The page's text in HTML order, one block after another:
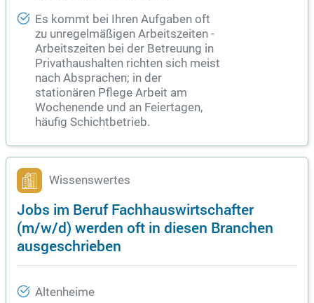
Es kommt bei Ihren Aufgaben oft
zu unregelmäßigen Arbeitszeiten -
Arbeitszeiten bei der Betreuung in
Privathaushalten richten sich meist
nach Absprachen; in der
stationären Pflege Arbeit am
Wochenende und an Feiertagen,
häufig Schichtbetrieb.
Wissenswertes
Jobs im Beruf Fachhauswirtschafter
(m/w/d) werden oft in diesen Branchen
ausgeschrieben
Altenheime